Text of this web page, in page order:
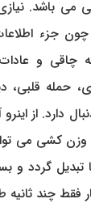
باشد.
چون جزء
چاقی و
دارد. از
کشی می
تبدیل گردد و
فقط چند